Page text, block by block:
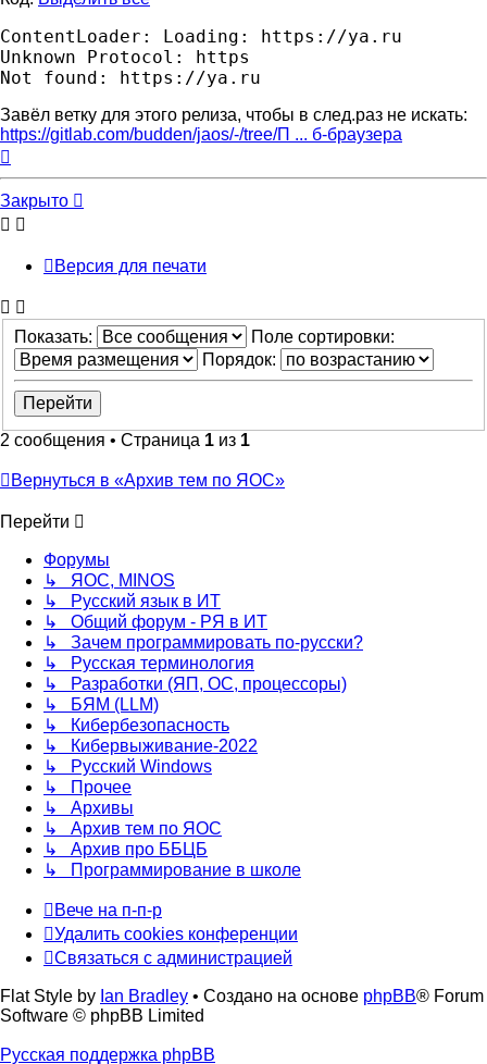
ContentLoader: Loading: https://ya.ru
Unknown Protocol: https
Not found: https://ya.ru
Завёл ветку для этого релиза, чтобы в след.раз не искать:
https://gitlab.com/budden/jaos/-/tree/П ... б-браузера
Закрыто
Версия для печати
Показать:
Поле сортировки:
Порядок:
2 сообщения • Страница 1 из 1
Вернуться в «Архив тем по ЯОС»
Перейти
Форумы
↳ ЯОС, MINOS
↳ Русский язык в ИТ
↳ Общий форум - РЯ в ИТ
↳ Зачем программировать по-русски?
↳ Русская терминология
↳ Разработки (ЯП, ОС, процессоры)
↳ БЯМ (LLM)
↳ Кибербезопасность
↳ Кибервыживание-2022
↳ Русский Windows
↳ Прочее
↳ Архивы
↳ Архив тем по ЯОС
↳ Архив про ББЦБ
↳ Программирование в школе
Вече на п-п-р
Удалить cookies конференции
Связаться с администрацией
Flat Style by Ian Bradley • Создано на основе phpBB® Forum
Software © phpBB Limited
Русская поддержка phpBB